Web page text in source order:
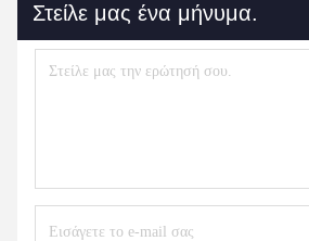
Στείλε μας ένα μήνυμα.